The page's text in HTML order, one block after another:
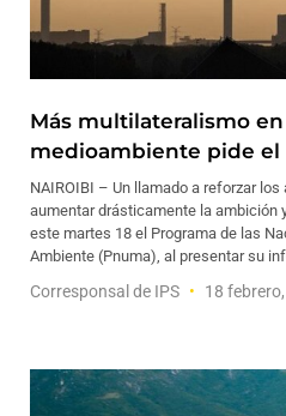
Más multilateralismo
medioambiente pide el
NAIROIBI – Un llamado a reforzar
aumentar drásticamente la ambición
este martes 18 el Programa de las
Ambiente (Pnuma), al presentar su
Corresponsal de IPS 18